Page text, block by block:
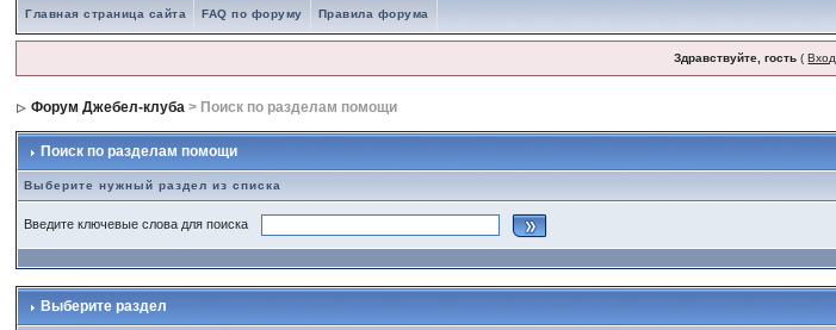
Главная страница сайта FAQ по форуму Правила форума
Здравствуйте, гость (Вход
Форум Джебел-клуба > Поиск по разделам помощи
Поиск по разделам помощи
Выберите нужный раздел из списка
Введите ключевые слова для поиска
Выберите раздел